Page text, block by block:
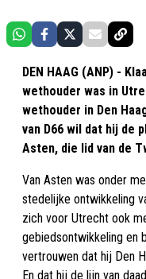
DEN HAAG (ANP) -
wethouder was in
wethouder in Den
van D66 wil dat hij de
Asten, die lid van de
Van Asten was onder
stedelijke ontwikkeling
zich voor Utrecht ook
gebiedsontwikkeling en
vertrouwen dat hij Den
En dat hij de lijn van